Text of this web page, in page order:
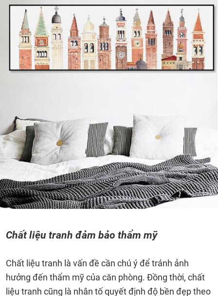
Chất liệu tranh đảm bảo thẩm mỹ
Chất liệu tranh là vấn đề cần chú ý để tránh ảnh
hưởng đến thẩm mỹ của căn phòng. Đồng thời, chất
liệu tranh cũng là nhân tố quyết định độ bền đẹp theo